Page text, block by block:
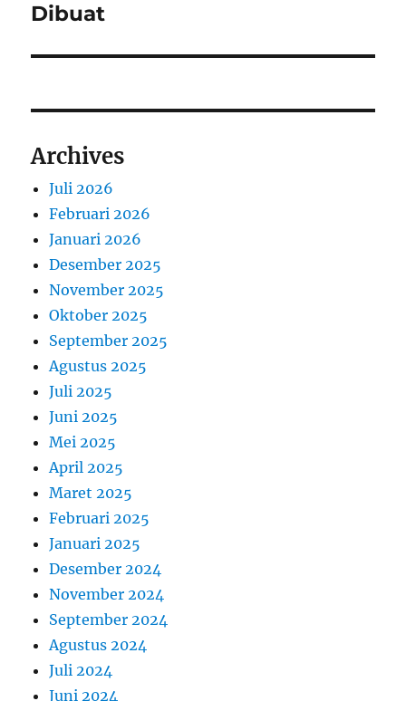
Dibuat
Archives
Juli 2026
Februari 2026
Januari 2026
Desember 2025
November 2025
Oktober 2025
September 2025
Agustus 2025
Juli 2025
Juni 2025
Mei 2025
April 2025
Maret 2025
Februari 2025
Januari 2025
Desember 2024
November 2024
September 2024
Agustus 2024
Juli 2024
Juni 2024